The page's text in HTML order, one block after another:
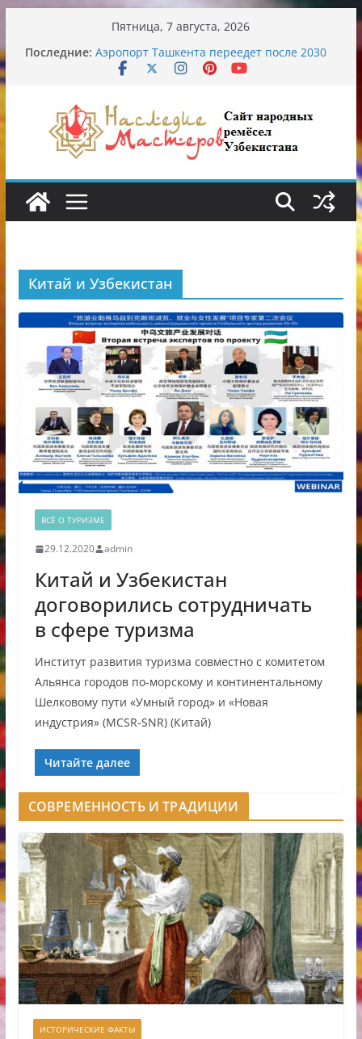
содержимому
Пятница, 7 августа, 2026
Последние: Аэропорт Ташкента переедет после 2030
года
Обрушение на одном из ключевых
перекрёстков Ташкента: перекрыт
путепровод на Буюк Ипак Йули
Узбекские традиционные узоры:
символика и происхождение
Китай и Узбекистан
ВСЁ О ТУРИЗМЕ
29.12.2020 admin
Китай и Узбекистан
договорились сотрудничать
в сфере туризма
Институт развития туризма совместно с комитетом
Альянса городов по-морскому и континентальному
Шелковому пути «Умный город» и «Новая
индустрия» (MCSR-SNR) (Китай)
Читайте далее
СОВРЕМЕННОСТЬ И ТРАДИЦИИ
ИСТОРИЧЕСКИЕ ФАКТЫ